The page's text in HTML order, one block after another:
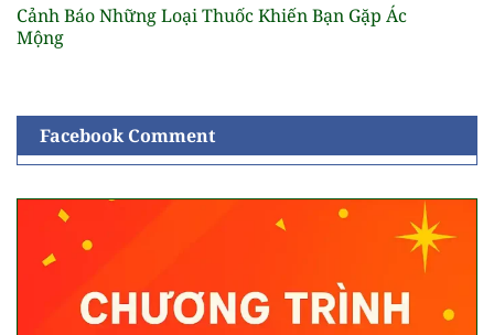
Cảnh Báo Những Loại Thuốc Khiến Bạn Gặp Ác
Mộng
Facebook Comment